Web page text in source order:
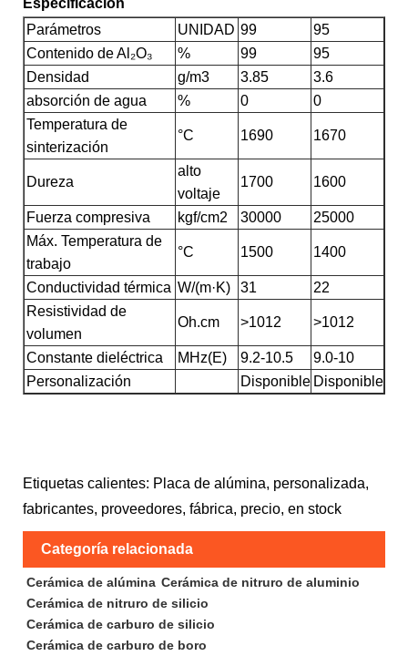
Especificación
Parámetros
UNIDAD 99
95
Contenido de Al₂O₃
% 99
95
Densidad
g/m3 3.85
3.6
absorción de agua
% 0
0
Temperatura de
sinterización
°C 1690 1670
Dureza
alto
voltaje
1700 1600
Fuerza compresiva kgf/cm2 30000
25000
Máx. Temperatura de
trabajo
°C 1500 1400
Conductividad térmica W/(m·K) 31
22
Resistividad de
volumen
Oh.cm >1012 >1012
Constante dieléctrica MHz(E) 9.2-10.5
9.0-10
Personalización
Disponible Disponible
Etiquetas calientes: Placa de alúmina, personalizada,
fabricantes, proveedores, fábrica, precio, en stock
Categoría relacionada
Cerámica de alúmina Cerámica de nitruro de aluminio
Cerámica de nitruro de silicio
Cerámica de carburo de silicio
Cerámica de carburo de boro